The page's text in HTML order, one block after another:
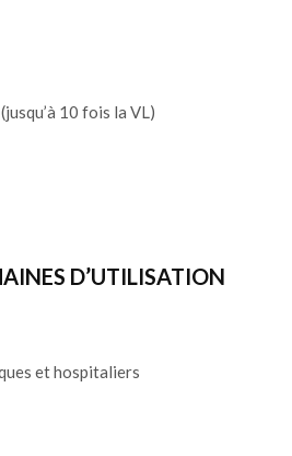
10 fois la VL)
D’UTILISATION
et hospitaliers